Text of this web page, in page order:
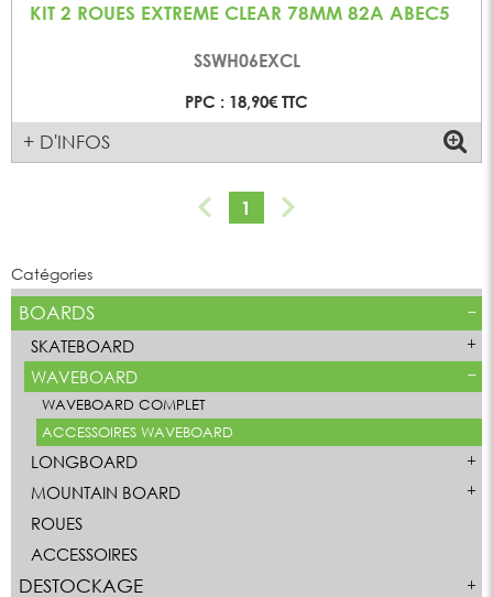
Catégories
BOARDS
SKATEBOARD
WAVEBOARD
WAVEBOARD COMPLET
ACCESSOIRES WAVEBOARD
LONGBOARD
MOUNTAIN BOARD
ROUES
ACCESSOIRES
DESTOCKAGE
KIT 2 ROUES EXTREME CLEAR 78MM 82A ABEC5
SSWH06EXCL
PPC : 18,90€ TTC
+ D'INFOS
1